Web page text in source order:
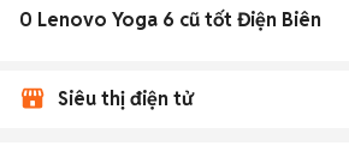
0 Lenovo Yoga 6 cũ tốt Điện Biên
Siêu thị điện tử